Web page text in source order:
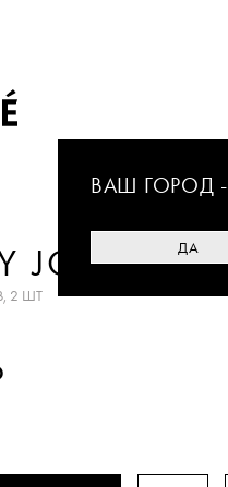
ВАШ ГОРОД -
ДА
JONES
2 ШТ